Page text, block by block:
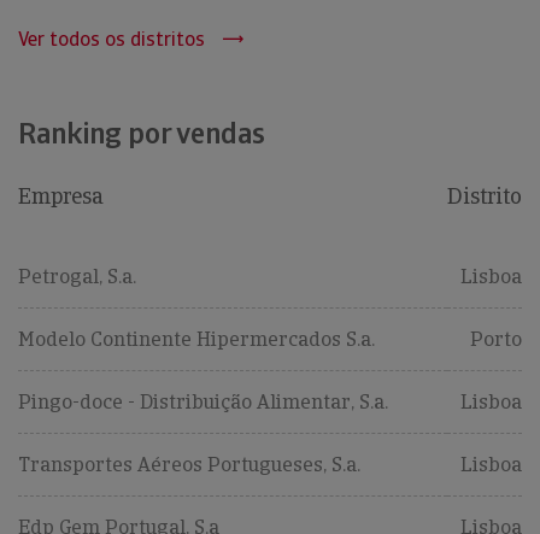
Ver todos os distritos
Ranking por vendas
Empresa Distrito
Petrogal, S.a. Lisboa
Modelo Continente Hipermercados S.a. Porto
Pingo-doce - Distribuição Alimentar, S.a. Lisboa
Transportes Aéreos Portugueses, S.a. Lisboa
Edp Gem Portugal, S.a Lisboa